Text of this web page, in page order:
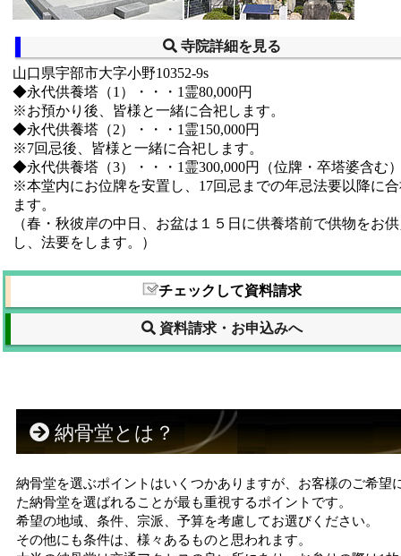
寺院詳細を見る
山口県宇部市大字小野10352-9s
◆永代供養塔（1）・・・1霊80,000円
※お預かり後、皆様と一緒に合祀します。
◆永代供養塔（2）・・・1霊150,000円
※7回忌後、皆様と一緒に合祀します。
◆永代供養塔（3）・・・1霊300,000円（位牌・卒塔婆含む
※本堂内にお位牌を安置し、17回忌までの年忌法要以降に
ます。
（春・秋彼岸の中日、お盆は１５日に供養塔前で供物をお
し、法要をします。）
チェックして資料請求
資料請求・お申込みへ
納骨堂とは？
納骨堂を選ぶポイントはいくつかありますが、お客様のご希望
た納骨堂を選ばれることが最も重視するポイントです。
希望の地域、条件、宗派、予算を考慮してお選びください。
その他にも条件は、様々あるものと思われます。